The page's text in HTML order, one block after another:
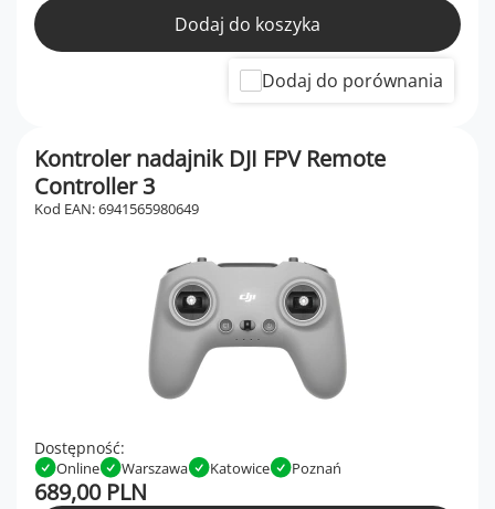
Dodaj do koszyka
Dodaj do porównania
Kontroler nadajnik DJI FPV Remote
Controller 3
Kod EAN: 6941565980649
Dostępność:
Online Warszawa Katowice Poznań
689,00 PLN